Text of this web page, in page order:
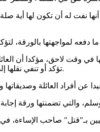
نفت له أن تكون لها أية
في وقت لاحق، مؤكدا أن
تؤكد أو تنفي نقلها إلى العاصمة نواكشوط.